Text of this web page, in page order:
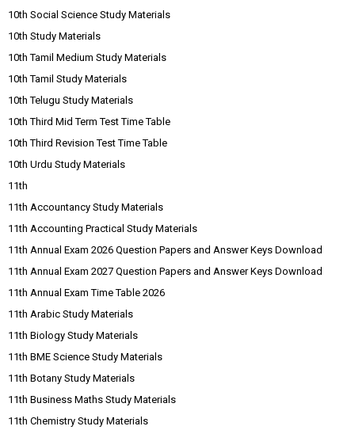
10th Social Science Study Materials
10th Study Materials
10th Tamil Medium Study Materials
10th Tamil Study Materials
10th Telugu Study Materials
10th Third Mid Term Test Time Table
10th Third Revision Test Time Table
10th Urdu Study Materials
11th
11th Accountancy Study Materials
11th Accounting Practical Study Materials
11th Annual Exam 2026 Question Papers and Answer Keys Download
11th Annual Exam 2027 Question Papers and Answer Keys Download
11th Annual Exam Time Table 2026
11th Arabic Study Materials
11th Biology Study Materials
11th BME Science Study Materials
11th Botany Study Materials
11th Business Maths Study Materials
11th Chemistry Study Materials